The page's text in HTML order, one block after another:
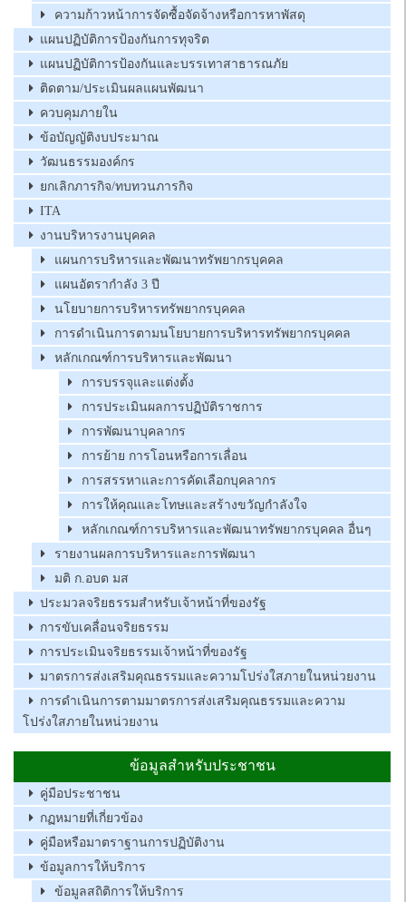
ความก้าวหน้าการจัดซื้อจัดจ้างหรือการหาพัสดุ
แผนปฏิบัติการป้องกันการทุจริต
แผนปฏิบัติการป้องกันและบรรเทาสาธารณภัย
ติดตาม/ประเมินผลแผนพัฒนา
ควบคุมภายใน
ข้อบัญญัติงบประมาณ
วัฒนธรรมองค์กร
ยกเลิกภารกิจ/ทบทวนภารกิจ
ITA
งานบริหารงานบุคคล
แผนการบริหารและพัฒนาทรัพยากรบุคคล
แผนอัตรากำลัง 3 ปี
นโยบายการบริหารทรัพยากรบุคคล
การดำเนินการตามนโยบายการบริหารทรัพยากรบุคคล
หลักเกณฑ์การบริหารและพัฒนา
การบรรจุและแต่งตั้ง
การประเมินผลการปฏิบัติราชการ
การพัฒนาบุคลากร
การย้าย การโอนหรือการเลื่อน
การสรรหาและการคัดเลือกบุคลากร
การให้คุณและโทษและสร้างขวัญกำลังใจ
หลักเกณฑ์การบริหารและพัฒนาทรัพยากรบุคคล อื่นๆ
รายงานผลการบริหารและการพัฒนา
มติ ก.อบต มส
ประมวลจริยธรรมสำหรับเจ้าหน้าที่ของรัฐ
การขับเคลื่อนจริยธรรม
การประเมินจริยธรรมเจ้าหน้าที่ของรัฐ
มาตรการส่งเสริมคุณธรรมและความโปร่งใสภายในหน่วยงาน
การดำเนินการตามมาตรการส่งเสริมคุณธรรมและความ
โปร่งใสภายในหน่วยงาน
ข้อมูลสำหรับประชาชน
คู่มือประชาชน
กฏหมายที่เกี่ยวข้อง
คู่มือหรือมาตราฐานการปฏิบัติงาน
ข้อมูลการให้บริการ
ข้อมูลสถิติการให้บริการ